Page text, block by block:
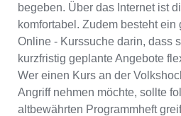
begeben. Über das Internet ist
komfortabel. Zudem besteht ein
Online - Kurssuche darin, dass
kurzfristig geplante Angebote
Wer einen Kurs an der
Angriff nehmen möchte, sollte
altbewährten Programmheft